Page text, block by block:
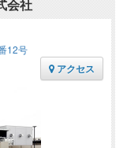
会社
12号
アクセス